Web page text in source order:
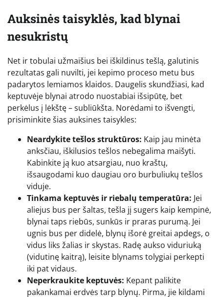
Auksinės taisyklės, kad blynai
nesukristų
Net ir tobulai užmaišius bei iškildinus tešlą, galutinis
rezultatas gali nuvilti, jei kepimo proceso metu bus
padarytos lemiamos klaidos. Daugelis skundžiasi, kad
keptuvėje blynai atrodo nuostabiai išsipūtę, bet
perkėlus į lėkštę – subliūkšta. Norėdami to išvengti,
prisiminkite šias auksines taisykles:
Neardykite tešlos struktūros: Kaip jau minėta
anksčiau, iškilusios tešlos nebegalima maišyti.
Kabinkite ją kuo atsargiau, nuo kraštų,
išsaugodami kuo daugiau oro burbuliukų tešlos
viduje.
Tinkama keptuvės ir riebalų temperatūra: Jei
aliejus bus per šaltas, tešla jį sugers kaip kempinė,
blynai taps riebūs, sunkūs ir praras purumą. Jei
ugnis bus per didelė, blynų išorė greitai apdegs, o
vidus liks žalias ir skystas. Radę aukso viduriuką
(vidutinę kaitrą), leisite blynams tolygiai perkepti
iki pat vidaus.
Neperkraukite keptuvės: Kepant palikite
pakankamai erdvės tarp blynų. Pirma, jie kildami